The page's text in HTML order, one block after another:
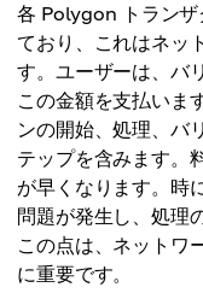
各 Polygon トラン
ており、これはネッ
す。ユーザーは、バ
この金額を支払いま
ンの開始、処理、バ
テップを含みます。
が早くなります。時
問題が発生し、処理
この点は、ネットワ
に重要です。